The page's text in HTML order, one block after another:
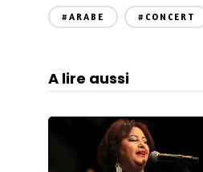
#ARABE #CONCERT
A lire aussi